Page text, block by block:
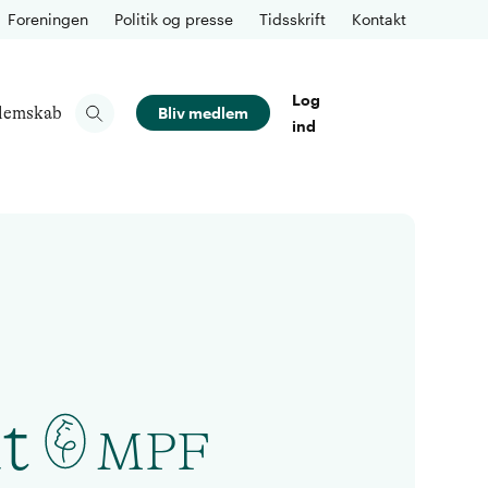
Foreningen Politik og presse Tidsskrift Kontakt
Bliv medlem
Log
ind
MPF